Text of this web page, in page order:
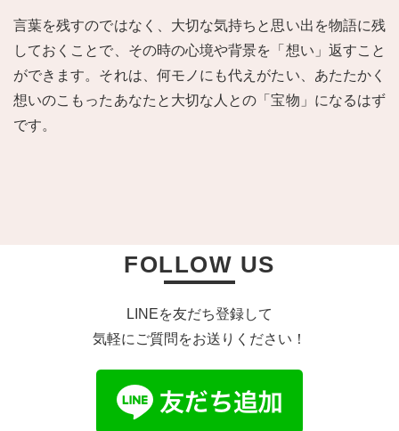
言葉を残すのではなく、大切な気持ちと思い出を物語に残
しておくことで、その時の心境や背景を「想い」返すこと
ができます。それは、何モノにも代えがたい、あたたかく
想いのこもったあなたと大切な人との「宝物」になるはず
です。
FOLLOW US
LINEを友だち登録して
気軽にご質問をお送りください！